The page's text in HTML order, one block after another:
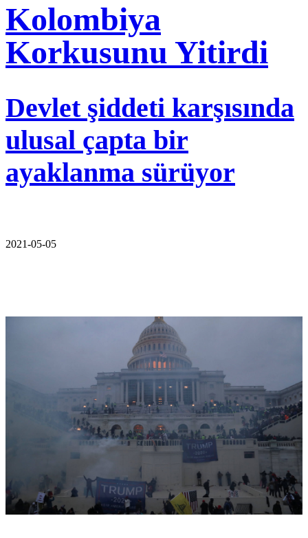
Kolombiya
Korkusunu Yitirdi
Devlet şiddeti karşısında
ulusal çapta bir
ayaklanma sürüyor
2021-05-05